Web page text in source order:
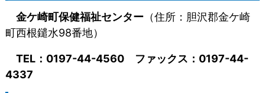
金ケ崎町保健福祉センター（住所：胆沢郡金ケ崎
町西根鑓水98番地）
TEL：0197-44-4560 ファックス：0197-44-
4337